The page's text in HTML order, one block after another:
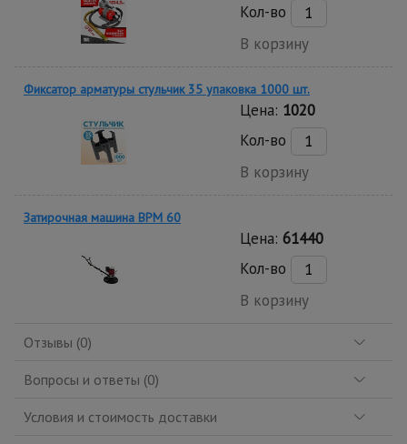
Кол-во
В корзину
Фиксатор арматуры стульчик 35 упаковка 1000 шт.
Цена: 1020
Кол-во
В корзину
Затирочная машина BPM 60
Цена: 61440
Кол-во
В корзину
Отзывы (0)
Вопросы и ответы (0)
Условия и стоимость доставки